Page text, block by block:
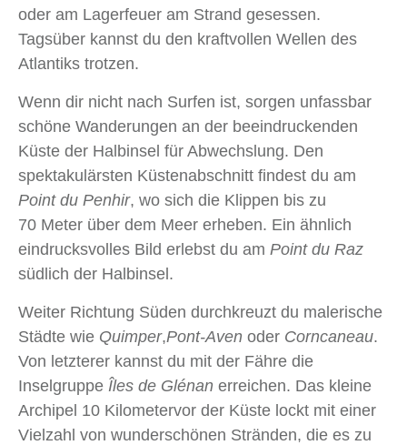
oder am Lagerfeuer am Strand gesessen.
Tagsüber kannst du den kraftvollen Wellen des
Atlantiks trotzen.
Wenn dir nicht nach Surfen ist, sorgen unfassbar
schöne Wanderungen an der beeindruckenden
Küste der Halbinsel für Abwechslung. Den
spektakulärsten Küstenabschnitt findest du am
Point du Penhir, wo sich die Klippen bis zu
70 Meter über dem Meer erheben. Ein ähnlich
eindrucksvolles Bild erlebst du am Point du Raz
südlich der Halbinsel.
Weiter Richtung Süden durchkreuzt du malerische
Städte wie Quimper,Pont-Aven oder Corncaneau.
Von letzterer kannst du mit der Fähre die
Inselgruppe Îles de Glénan erreichen. Das kleine
Archipel 10 Kilometervor der Küste lockt mit einer
Vielzahl von wunderschönen Stränden, die es zu